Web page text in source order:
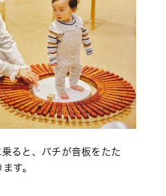
ると、バチが音板をたた
す。